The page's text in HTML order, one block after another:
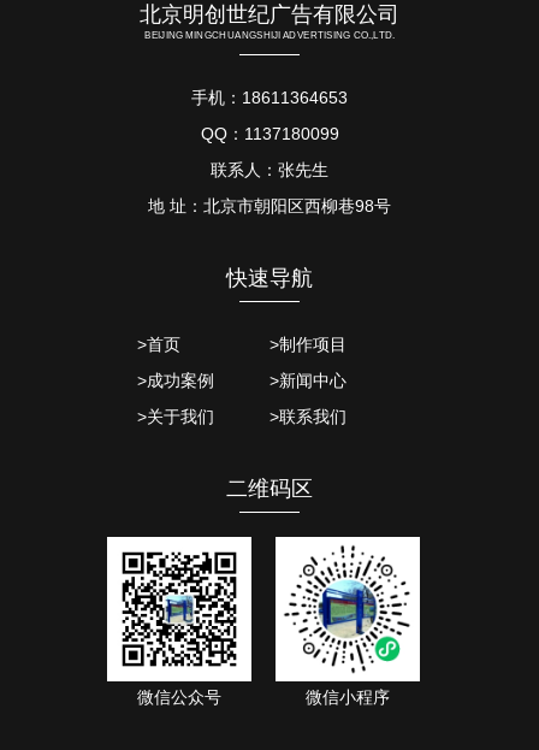
北京明创世纪广告有限公司
BEIJING MINGCHUANGSHIJI ADVERTISING CO.,LTD.
手机：18611364653
QQ：1137180099
联系人：张先生
地 址：北京市朝阳区西柳巷98号
快速导航
>首页
>制作项目
>成功案例
>新闻中心
>关于我们
>联系我们
二维码区
微信公众号 微信小程序